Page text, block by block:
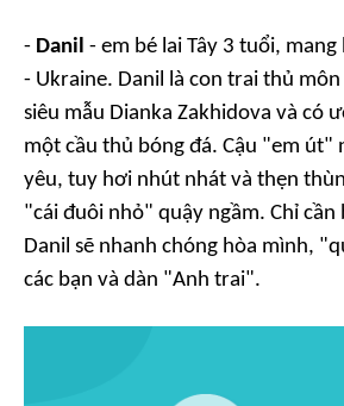
- Danil - em bé lai Tây 3 tuổi,
- Ukraine. Danil là con trai thủ môn
siêu mẫu Dianka Zakhidova và có
một cầu thủ bóng đá. Cậu "em út"
yêu, tuy hơi nhút nhát và thẹn
"cái đuôi nhỏ" quậy ngầm. Chỉ cần
Danil sẽ nhanh chóng hòa mình,
các bạn và dàn "Anh trai".